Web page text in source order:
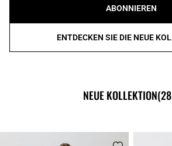
ABONNIEREN
ENTDECKEN SIE DIE NEUE
NEUE KOLLEKTION